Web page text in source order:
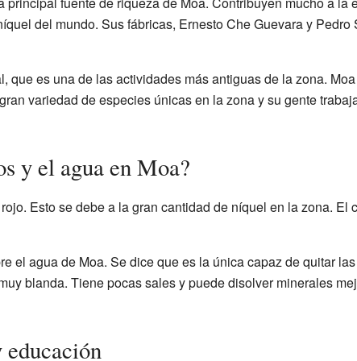
del mundo. Sus fábricas, Ernesto Che Guevara y
que es una de las actividades más antiguas de la zona.
variedad de especies únicas en la zona y su gente
y el agua en Moa?
Esto se debe a la gran cantidad de níquel en la zona. El
el agua de Moa. Se dice que es la única capaz de quitar
blanda. Tiene pocas sales y puede disolver minerales